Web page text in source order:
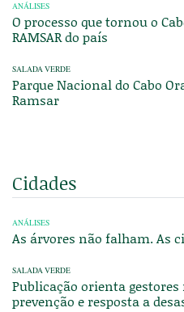
ANÁLISES
O processo que tornou o
RAMSAR do país
SALADA VERDE
Parque Nacional do Cabo
Ramsar
Cidades
ANÁLISES
As árvores não falham. As
SALADA VERDE
Publicação orienta
prevenção e resposta a